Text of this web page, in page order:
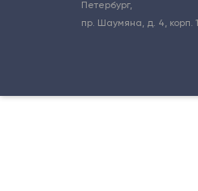
Петербург,
пр. Шаумяна, д. 4, корп. 1